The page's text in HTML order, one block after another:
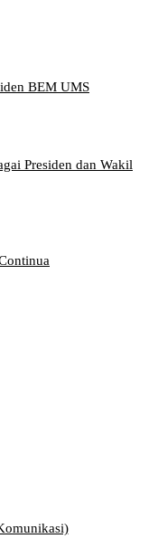
BEM UMS
Presiden dan Wakil